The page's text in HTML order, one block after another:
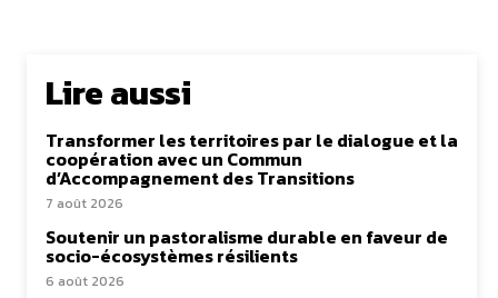
Lire aussi
Transformer les territoires par le dialogue et la
coopération avec un Commun
d’Accompagnement des Transitions
7 août 2026
Soutenir un pastoralisme durable en faveur de
socio-écosystèmes résilients
6 août 2026